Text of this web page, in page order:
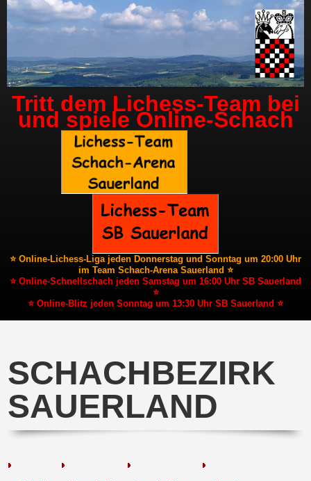
Tritt dem Lichess-Team bei
und spiele Online-Schach
⭐ Online-Lichess-Liga jeden Donnerstag und Sonntag um 20:00 Uhr
im Team Schach-Arena Sauerland ⭐
⭐ Online-Schnellschach jeden Samstag um 16:00 Uhr SB Sauerland
⭐
⭐ Online-Blitz jeden Sonntag um 13:30 Uhr SB Sauerland ⭐
SCHACHBEZIRK
SAUERLAND